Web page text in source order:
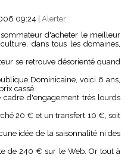
09:24
Alerter
d'acheter le meilleur
dans tous les domaines,
se retrouve désorienté quand
Dominicaine, voici 6 ans,
cassé.
d'engagement très lourds
20 € et un transfert 10 €, soit
idée de la saisonnalité ni des
de 240 € sur le Web. Or tout à